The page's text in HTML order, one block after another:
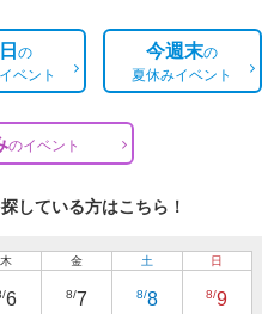
の
ベント
今週末の
夏休みイベント
のイベント
している方はこちら！
木
6
金
8/7
土
8/8
日
8/9